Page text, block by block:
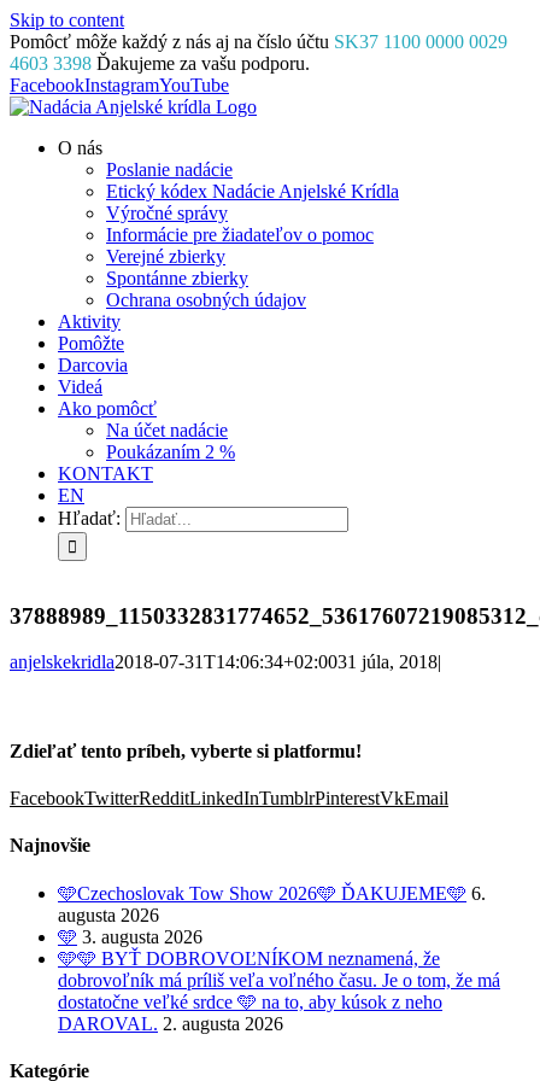
Skip to content
Pomôcť môže každý z nás aj na číslo účtu SK37 1100 0000 0029
4603 3398 Ďakujeme za vašu podporu.
FacebookInstagramYouTube
O nás
Poslanie nadácie
Etický kódex Nadácie Anjelské Krídla
Výročné správy
Informácie pre žiadateľov o pomoc
Verejné zbierky
Spontánne zbierky
Ochrana osobných údajov
Aktivity
Pomôžte
Darcovia
Videá
Ako pomôcť
Na účet nadácie
Poukázaním 2 %
KONTAKT
EN
Hľadať:
anjelskekridla2018-07-31T14:06:34+02:0031 júla, 2018|
Zdieľať tento príbeh, vyberte si platformu!
FacebookTwitterRedditLinkedInTumblrPinterestVkEmail
Najnovšie
🩵Czechoslovak Tow Show 2026🩵 ĎAKUJEME🩵 6.
augusta 2026
🩵 3. augusta 2026
🩵🩵 BYŤ DOBROVOĽNÍKOM neznamená, že
dobrovoľník má príliš veľa voľného času. Je o tom, že má
dostatočne veľké srdce 🩵 na to, aby kúsok z neho
DAROVAL. 2. augusta 2026
Kategórie